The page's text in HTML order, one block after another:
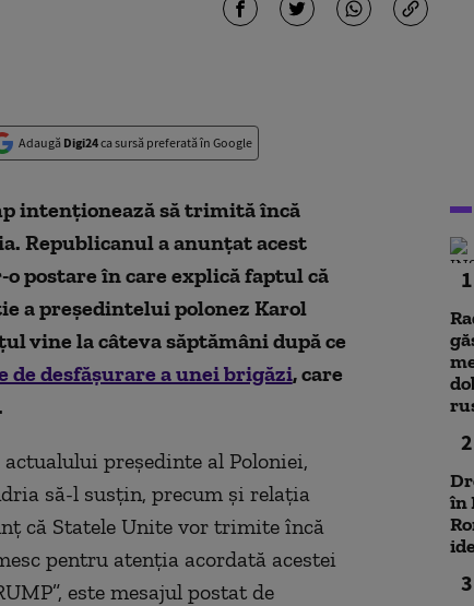
Adaugă Digi24ca sursă preferată în Google
intenționează să trimită încă
Republicanul a anunțat acest
postare în care explică faptul că
a președintelui polonez Karol
vine la câteva săptămâni după ce
de desfășurare a unei brigăzi, care
actualului președinte al Poloniei,
să-l susțin, precum și relația
că Statele Unite vor trimite încă
pentru atenția acordată acestei
este mesajul postat de
1
2
în
3